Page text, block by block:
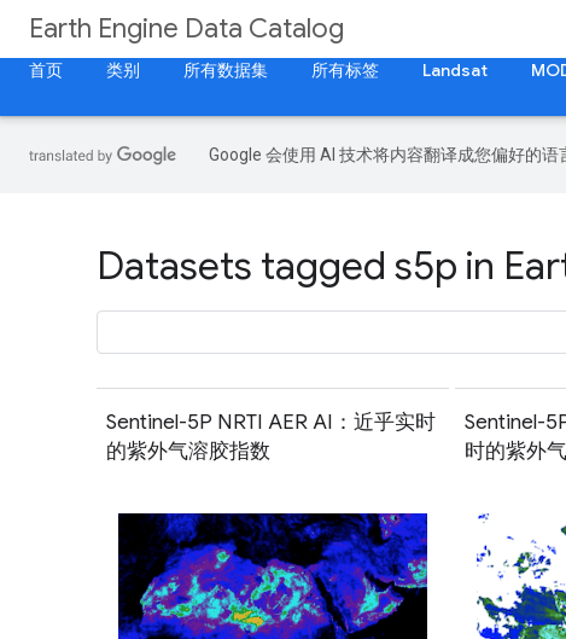
Earth Engine Data Catalog
首页
类别 所有数据集 所有标签 Landsat
Google 会使用 AI 技术将内容翻译成您偏好的语
Datasets tagged s5p in
Sentinel-5P NRTI AER AI：近乎实时
的紫外气溶胶指数
Sentinel-
时的紫外